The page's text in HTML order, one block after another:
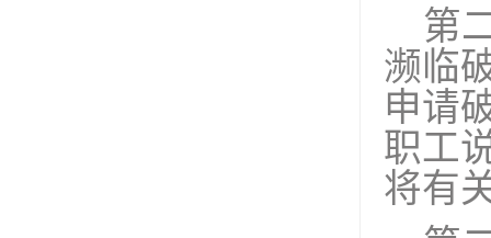
第
濒临
申请
职工
将有